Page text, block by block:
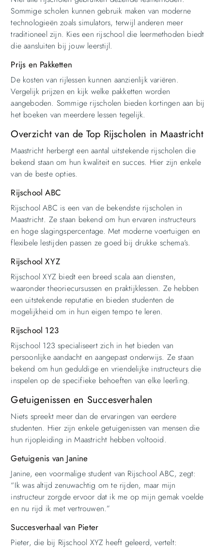
Sommige scholen kunnen gebruik maken van moderne
technologieën zoals simulators, terwijl anderen meer
traditioneel zijn. Kies een rijschool die leermethoden biedt
die aansluiten bij jouw leerstijl.
Prijs en Pakketten
De kosten van rijlessen kunnen aanzienlijk variëren.
Vergelijk prijzen en kijk welke pakketten worden
aangeboden. Sommige rijscholen bieden kortingen aan bij
het boeken van meerdere lessen tegelijk.
Overzicht van de Top Rijscholen in Maastricht
Maastricht herbergt een aantal uitstekende rijscholen die
bekend staan om hun kwaliteit en succes. Hier zijn enkele
van de beste opties.
Rijschool ABC
Rijschool ABC is een van de bekendste rijscholen in
Maastricht. Ze staan bekend om hun ervaren instructeurs
en hoge slagingspercentage. Met moderne voertuigen en
flexibele lestijden passen ze goed bij drukke schema’s.
Rijschool XYZ
Rijschool XYZ biedt een breed scala aan diensten,
waaronder theoriecursussen en praktijklessen. Ze hebben
een uitstekende reputatie en bieden studenten de
mogelijkheid om in hun eigen tempo te leren.
Rijschool 123
Rijschool 123 specialiseert zich in het bieden van
persoonlijke aandacht en aangepast onderwijs. Ze staan
bekend om hun geduldige en vriendelijke instructeurs die
inspelen op de specifieke behoeften van elke leerling.
Getuigenissen en Succesverhalen
Niets spreekt meer dan de ervaringen van eerdere
studenten. Hier zijn enkele getuigenissen van mensen die
hun rijopleiding in Maastricht hebben voltooid.
Getuigenis van Janine
Janine, een voormalige student van Rijschool ABC, zegt:
“Ik was altijd zenuwachtig om te rijden, maar mijn
instructeur zorgde ervoor dat ik me op mijn gemak voelde
en nu rijd ik met vertrouwen.”
Succesverhaal van Pieter
Pieter, die bij Rijschool XYZ heeft geleerd, vertelt: